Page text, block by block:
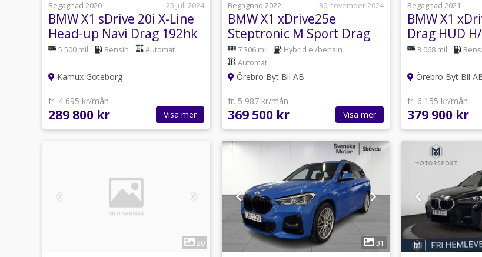
Begagnad 2020
25 juli 2024
BMW X1 sDrive 20i X-Line
Head-up Navi Drag 192hk
5 500 mil Bensin Automat
Kamux Göteborg
fr. 4 695 kr/mån
289 800 kr Visa mer
Begagnad 2022
30 november 2024
BMW X1 xDrive25e
Steptronic M Sport Drag
Gps HUD SE SPEC 220hk
7 306 mil
Hybrid el/bensin
Automat
Örebro Byt Bil AB
fr. 5 987 kr/mån
369 500 kr Visa mer
Begagnad 2021
BMW X1
Drag HUD
Keyless Gps
3 068 mil
Örebro Byt Bil
fr. 6 155 kr/mån
379 900 kr
20
1
31
1